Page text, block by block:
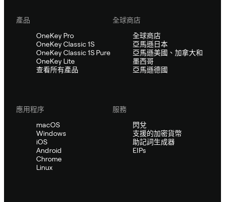
產品
OneKey Pro
OneKey Classic 1S
OneKey Classic 1S Pure
OneKey Lite
查看所有產品
全球商店
全球商店
亞馬遜日本
亞馬遜美國、加拿大和
墨西哥
亞馬遜德國
應用程序
macOS
Windows
iOS
Android
Chrome
Linux
服務
閃兌
支援的加密貨幣
助記詞生成器
EIPs